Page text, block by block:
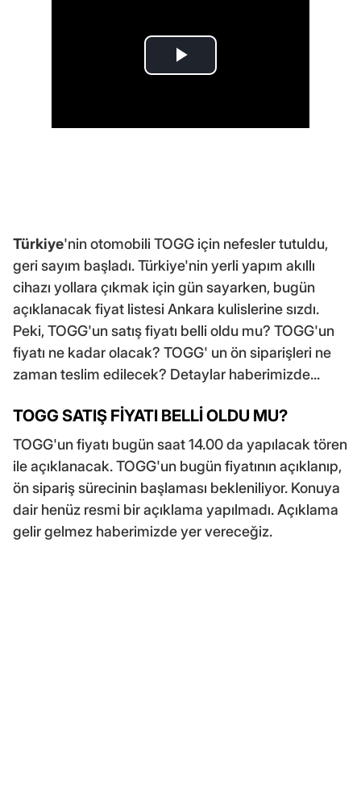
Türkiye'nin otomobili TOGG için nefesler tutuldu,
geri sayım başladı. Türkiye'nin yerli yapım akıllı
cihazı yollara çıkmak için gün sayarken, bugün
açıklanacak fiyat listesi Ankara kulislerine sızdı.
Peki, TOGG'un satış fiyatı belli oldu mu? TOGG'un
fiyatı ne kadar olacak? TOGG' un ön siparişleri ne
zaman teslim edilecek? Detaylar haberimizde...
TOGG SATIŞ FİYATI BELLİ OLDU MU?
TOGG'un fiyatı bugün saat 14.00 da yapılacak tören
ile açıklanacak. TOGG'un bugün fiyatının açıklanıp,
ön sipariş sürecinin başlaması bekleniliyor. Konuya
dair henüz resmi bir açıklama yapılmadı. Açıklama
gelir gelmez haberimizde yer vereceğiz.